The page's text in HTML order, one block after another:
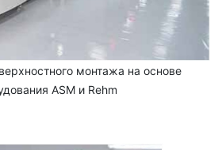
монтажа на основе
ASM и Rehm